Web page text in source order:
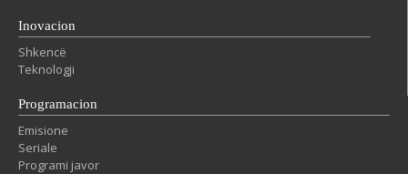
Inovacion
Shkencë
Teknologji
Programacion
Emisione
Seriale
Programi javor